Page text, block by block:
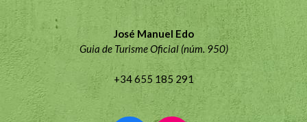
José Manuel Edo
Guia de Turisme Oficial (núm. 950)
+34 655 185 291